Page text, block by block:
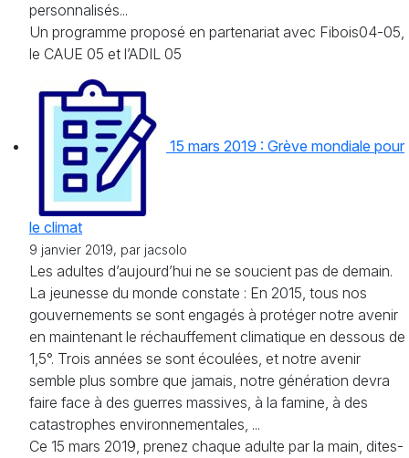
personnalisés...
Un programme proposé en partenariat avec Fibois04-05,
le CAUE 05 et l’ADIL 05
15 mars 2019 : Grève mondiale pour
le climat
9 janvier 2019, par jacsolo
Les adultes d’aujourd’hui ne se soucient pas de demain.
La jeunesse du monde constate : En 2015, tous nos
gouvernements se sont engagés à protéger notre avenir
en maintenant le réchauffement climatique en dessous de
1,5°. Trois années se sont écoulées, et notre avenir
semble plus sombre que jamais, notre génération devra
faire face à des guerres massives, à la famine, à des
catastrophes environnementales, ...
Ce 15 mars 2019, prenez chaque adulte par la main, dites-